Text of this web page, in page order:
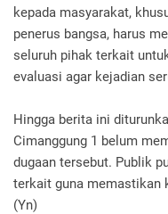
kepada masyarakat,
penerus bangsa, harus
seluruh pihak terkait
evaluasi agar kejadian
Hingga berita ini
Cimanggung 1 belum
dugaan tersebut. Publik
terkait guna memastikan
(Yn)